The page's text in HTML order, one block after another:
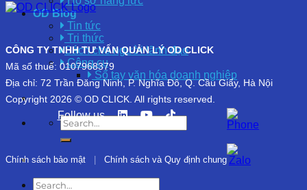
OD Blog
Tin tức
Tri thức
Sách cho người lãnh đạo
Công cụ
Sổ tay văn hóa doanh nghiệp
CÔNG TY TNHH TƯ VẤN QUẢN LÝ OD CLICK
Mã số thuế: 0107968379
Địa chỉ: 72 Trần Đăng Ninh, P. Nghĩa Đô, Q. Cầu Giấy, Hà Nội
Copyright 2026 © OD CLICK. All rights reserved.
Follow us
Chính sách bảo mật Chính sách và Quy định chung